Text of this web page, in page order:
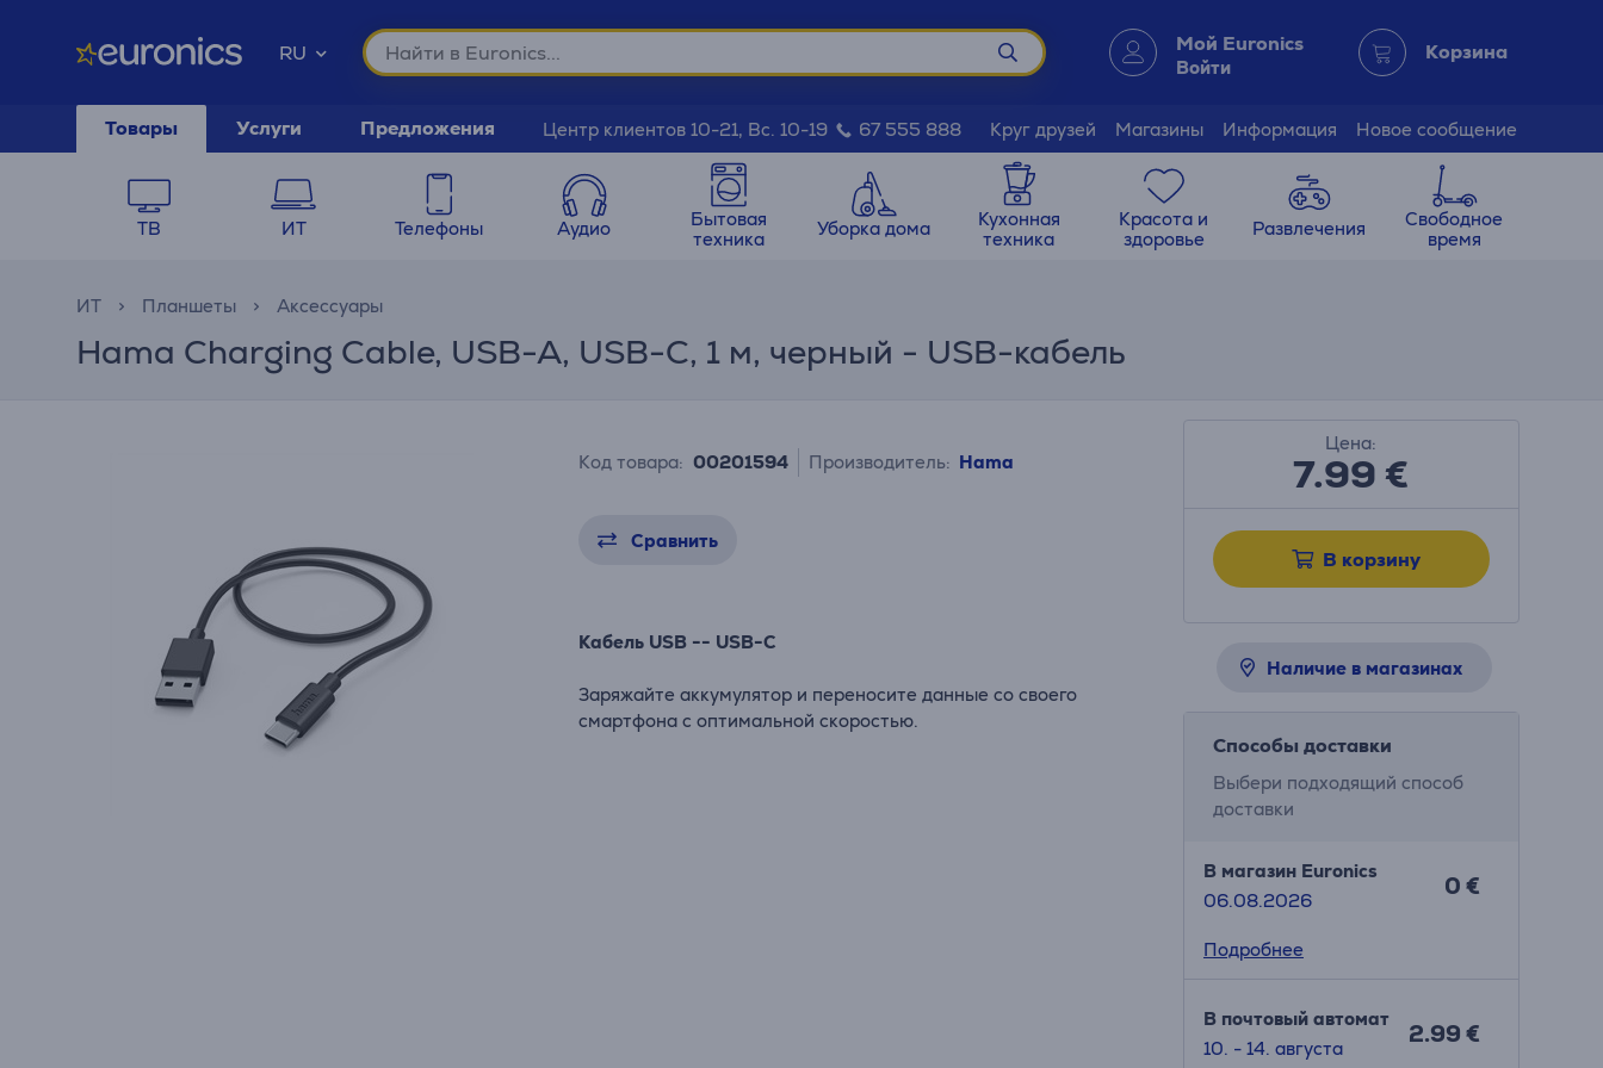
RU Мой Euronics
Войти
Корзина
Товары Услуги Предложения Центр клиентов 10-21, Вс. 10-19 67 555 888 Круг друзей Магазины Информация Новое сообщение
ТВ ИТ Телефоны Аудио
Бытовая
техника
Уборка дома
Кухонная
техника
Красота и
здоровье
Развлечения
Свободное
время
ИТ Планшеты Аксессуары
Hama Charging Cable, USB-A, USB-C, 1 м, черный - USB-кабель
Код товара: 00201594 Производитель: Hama
Сравнить
Кабель USB -- USB-C
Заряжайте аккумулятор и переносите данные со своего
смартфона с оптимальной скоростью.
Цена:
7.99€
В корзину
Наличие в магазинах
Способы доставки
Выбери подходящий способ
доставки
В магазин Euronics
06.08.2026
0 €
Подробнее
В почтовый автомат
10. - 14. августа
2.99 €